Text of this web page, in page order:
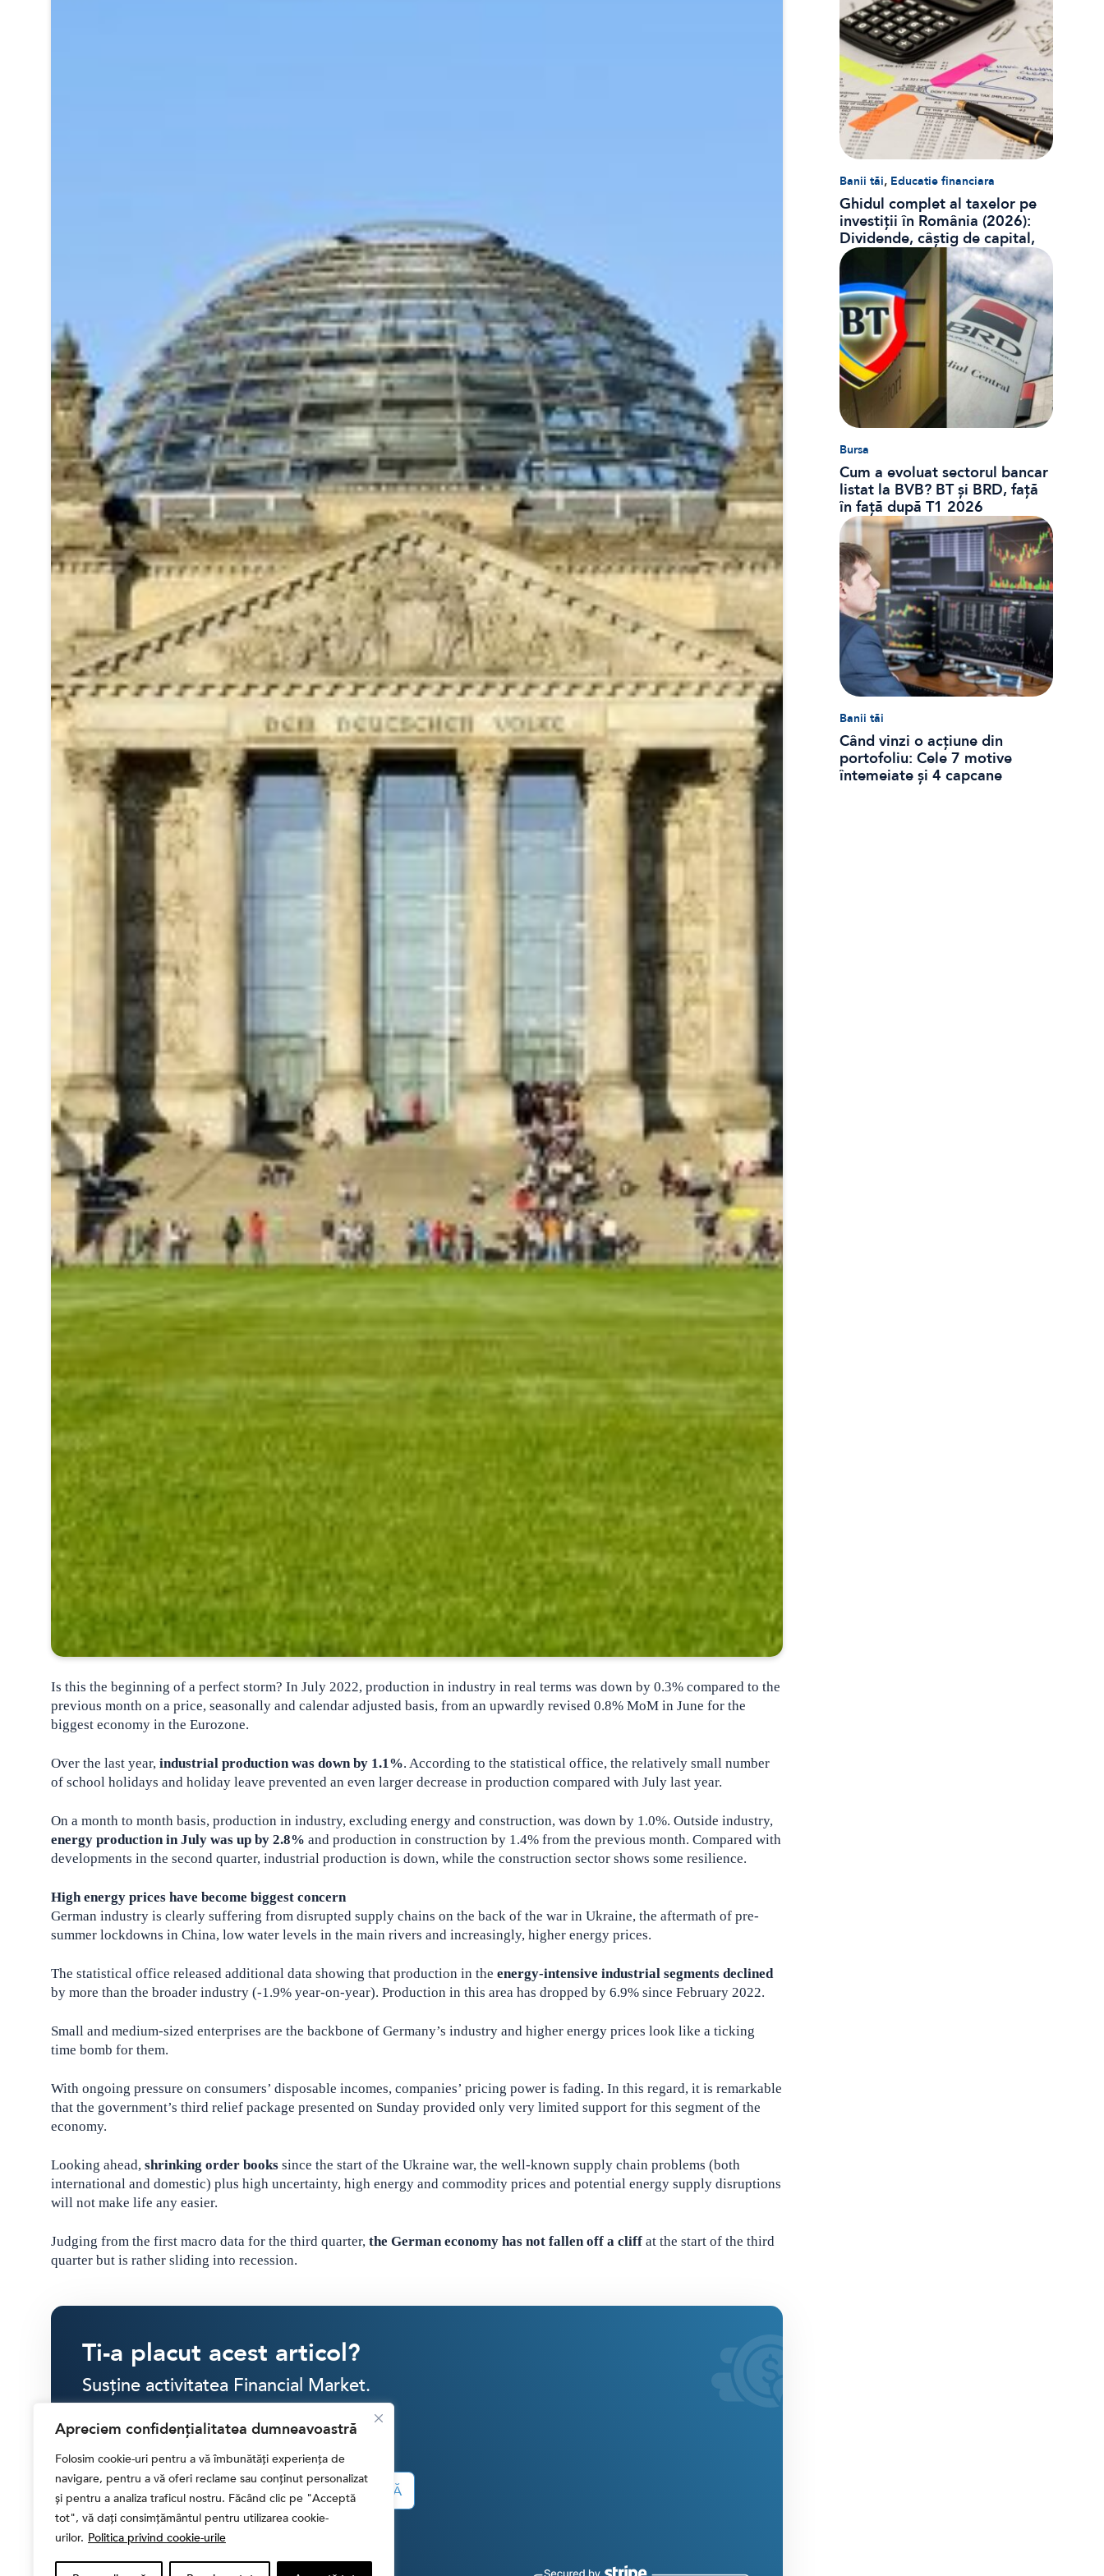
Apreciem confidențialitatea dumneavoastră
Folosim cookie-uri pentru a vă îmbunătăți experiența de
navigare, pentru a vă oferi reclame sau conținut personalizat
și pentru a analiza traficul nostru. Făcând clic pe "Acceptă
tot", vă dați consimțământul pentru utilizarea cookie-
urilor. Politica privind cookie-urile
Is this the beginning of a perfect storm? In July 2022, production in industry in real terms was down by 0.3% compared to the
previous month on a price, seasonally and calendar adjusted basis, from an upwardly revised 0.8% MoM in June for the
biggest economy in the Eurozone.
Over the last year, industrial production was down by 1.1%. According to the statistical office, the relatively small number
of school holidays and holiday leave prevented an even larger decrease in production compared with July last year.
On a month to month basis, production in industry, excluding energy and construction, was down by 1.0%. Outside industry,
energy production in July was up by 2.8% and production in construction by 1.4% from the previous month. Compared with
developments in the second quarter, industrial production is down, while the construction sector shows some resilience.
High energy prices have become biggest concern
German industry is clearly suffering from disrupted supply chains on the back of the war in Ukraine, the aftermath of pre-
summer lockdowns in China, low water levels in the main rivers and increasingly, higher energy prices.
The statistical office released additional data showing that production in the energy-intensive industrial segments declined
by more than the broader industry (-1.9% year-on-year). Production in this area has dropped by 6.9% since February 2022.
Small and medium-sized enterprises are the backbone of Germany’s industry and higher energy prices look like a ticking
time bomb for them.
With ongoing pressure on consumers’ disposable incomes, companies’ pricing power is fading. In this regard, it is remarkable
that the government’s third relief package presented on Sunday provided only very limited support for this segment of the
economy.
Looking ahead, shrinking order books since the start of the Ukraine war, the well-known supply chain problems (both
international and domestic) plus high uncertainty, high energy and commodity prices and potential energy supply disruptions
will not make life any easier.
Judging from the first macro data for the third quarter, the German economy has not fallen off a cliff at the start of the third
quarter but is rather sliding into recession.
Ti-a placut acest articol?
Susține activitatea Financial Market.
SINGULAR LUNAR
30 RON 40 RON 50 RON ALTĂ SUMĂ
CONTRIBUIE CU
Banii tăi, Educatie financiara
Ghidul complet al taxelor pe
investiții în România (2026):
Dividende, câștig de capital,
dobânzi și CASS
Bursa
Cum a evoluat sectorul bancar
listat la BVB? BT și BRD, față
în față după T1 2026
Banii tăi
Când vinzi o acțiune din
portofoliu: Cele 7 motive
întemeiate și 4 capcane